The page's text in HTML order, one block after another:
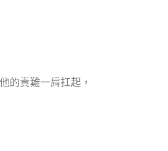
的責難一肩扛起，